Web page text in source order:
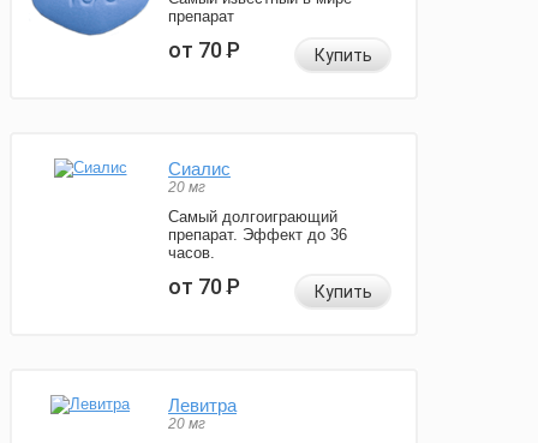
препарат
от 70Р Купить
Сиалис
20 мг
Самый долгоиграющий
препарат. Эффект до 36
часов.
от 70Р Купить
Левитра
20 мг